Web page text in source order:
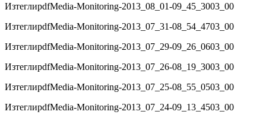
ИзтеглиpdfMedia-Monitoring-2013_08_01-09_45_3003_00
ИзтеглиpdfMedia-Monitoring-2013_07_31-08_54_4703_00
ИзтеглиpdfMedia-Monitoring-2013_07_29-09_26_0603_00
ИзтеглиpdfMedia-Monitoring-2013_07_26-08_19_3003_00
ИзтеглиpdfMedia-Monitoring-2013_07_25-08_55_0503_00
ИзтеглиpdfMedia-Monitoring-2013_07_24-09_13_4503_00